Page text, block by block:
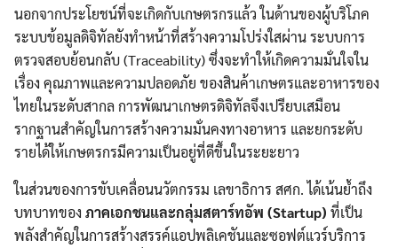
นอกจากประโยชน์ที่จะเกิดกับเกษตรกรแล้ว ในด้านของผู้บริโภค
ระบบข้อมูลดิจิทัลยังทำหน้าที่สร้างความโปร่งใสผ่าน ระบบการ
ตรวจสอบย้อนกลับ (Traceability) ซึ่งจะทำให้เกิดความมั่นใจใน
เรื่อง คุณภาพและความปลอดภัย ของสินค้าเกษตรและอาหารของ
ไทยในระดับสากล การพัฒนาเกษตรดิจิทัลจึงเปรียบเสมือน
รากฐานสำคัญในการสร้างความมั่นคงทางอาหาร และยกระดับ
รายได้ให้เกษตรกรมีความเป็นอยู่ที่ดีขึ้นในระยะยาว
ในส่วนของการขับเคลื่อนนวัตกรรม เลขาธิการ สศก. ได้เน้นย้ำถึง
บทบาทของ ภาคเอกชนและกลุ่มสตาร์ทอัพ (Startup) ที่เป็น
พลังสำคัญในการสร้างสรรค์แอปพลิเคชันและซอฟต์แวร์บริการ